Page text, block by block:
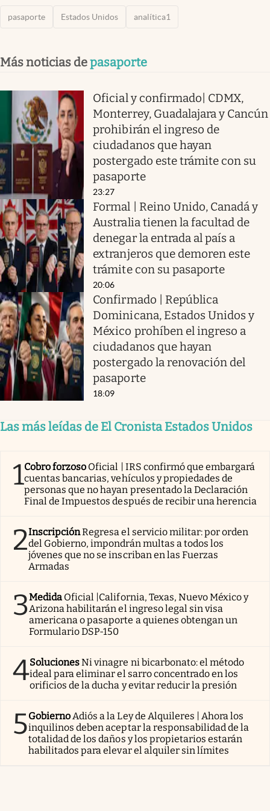
pasaporte Estados Unidos analítica1
Más noticias depasaporte
Oficial y confirmado| CDMX,
Monterrey, Guadalajara y Cancún
prohibirán el ingreso de
ciudadanos que hayan
postergado este trámite con su
pasaporte
23:27
Formal | Reino Unido, Canadá y
Australia tienen la facultad de
denegar la entrada al país a
extranjeros que demoren este
trámite con su pasaporte
20:06
Confirmado | República
Dominicana, Estados Unidos y
México prohíben el ingreso a
ciudadanos que hayan
postergado la renovación del
pasaporte
18:09
Las más leídas de El Cronista Estados Unidos
1Cobro forzoso Oficial | IRS confirmó que embargará
cuentas bancarias, vehículos y propiedades de
personas que no hayan presentado la Declaración
Final de Impuestos después de recibir una herencia
2InscripciónRegresa el servicio militar: por orden
del Gobierno, impondrán multas a todos los
jóvenes que no se inscriban en las Fuerzas
Armadas
3Medida Oficial |California, Texas, Nuevo México y
Arizona habilitarán el ingreso legal sin visa
americana o pasaporte a quienes obtengan un
Formulario DSP-150
4SolucionesNi vinagre ni bicarbonato: el método
ideal para eliminar el sarro concentrado en los
orificios de la ducha y evitar reducir la presión
5GobiernoAdiós a la Ley de Alquileres | Ahora los
inquilinos deben aceptar la responsabilidad de la
totalidad de los daños y los propietarios estarán
habilitados para elevar el alquiler sin límites